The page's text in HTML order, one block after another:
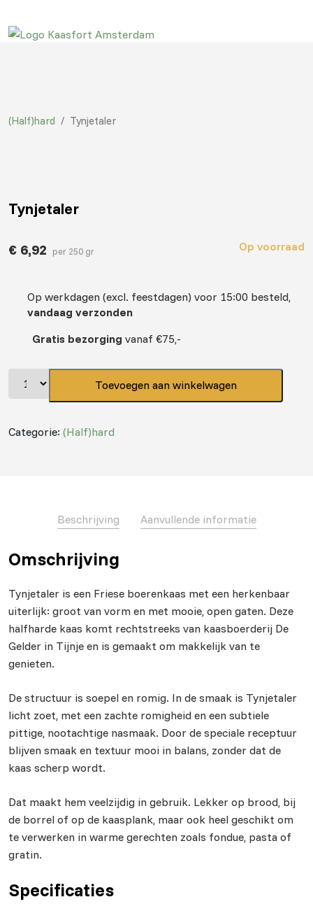
(Half)hard / Tynjetaler
Tynjetaler
€ 6,92 per 250 gr Op voorraad
Op werkdagen (excl. feestdagen) voor 15:00 besteld,
vandaag verzonden
Gratis bezorging vanaf €75,-
Toevoegen aan winkelwagen
Categorie: (Half)hard
Beschrijving Aanvullende informatie
Omschrijving
Tynjetaler is een Friese boerenkaas met een herkenbaar
uiterlijk: groot van vorm en met mooie, open gaten. Deze
halfharde kaas komt rechtstreeks van kaasboerderij De
Gelder in Tijnje en is gemaakt om makkelijk van te
genieten.
De structuur is soepel en romig. In de smaak is Tynjetaler
licht zoet, met een zachte romigheid en een subtiele
pittige, nootachtige nasmaak. Door de speciale receptuur
blijven smaak en textuur mooi in balans, zonder dat de
kaas scherp wordt.
Dat maakt hem veelzijdig in gebruik. Lekker op brood, bij
de borrel of op de kaasplank, maar ook heel geschikt om
te verwerken in warme gerechten zoals fondue, pasta of
gratin.
Specificaties